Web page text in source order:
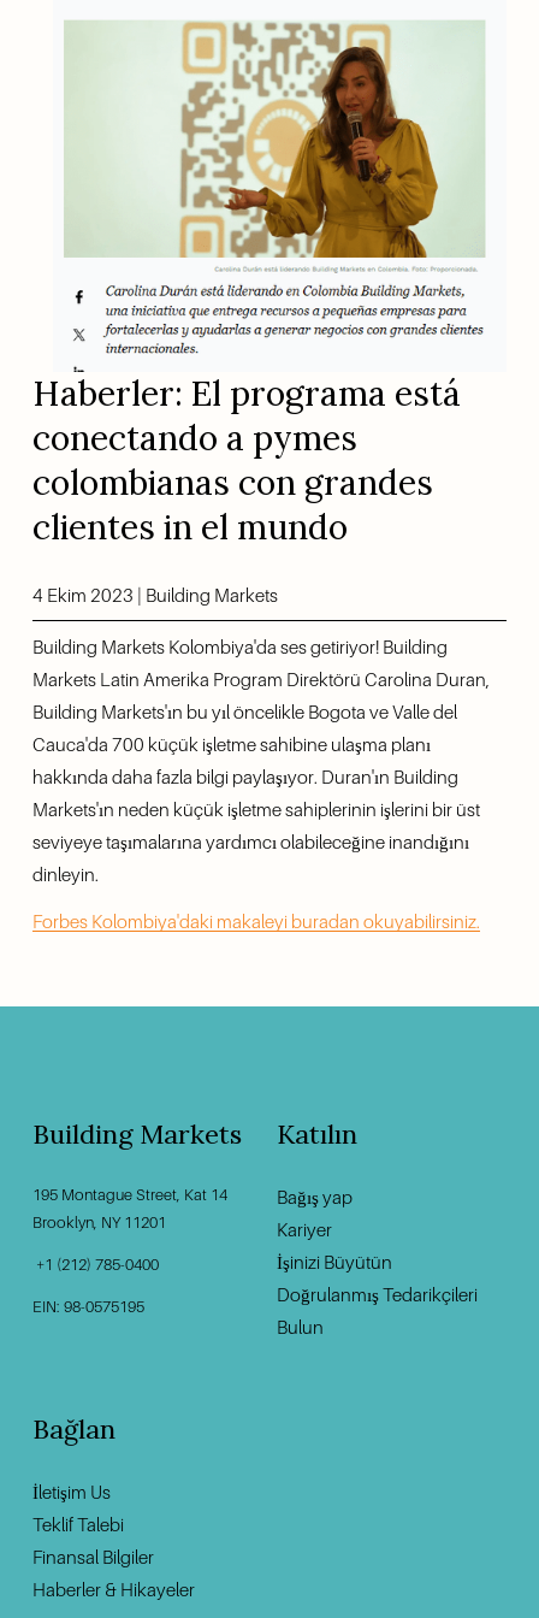
Haberler: El programa está
conectando a pymes
colombianas con grandes
clientes in el mundo
4 Ekim 2023 | Building Markets
Building Markets Kolombiya'da ses getiriyor! Building
Markets Latin Amerika Program Direktörü Carolina Duran,
Building Markets'ın bu yıl öncelikle Bogota ve Valle del
Cauca'da 700 küçük işletme sahibine ulaşma planı
hakkında daha fazla bilgi paylaşıyor. Duran'ın Building
Markets'ın neden küçük işletme sahiplerinin işlerini bir üst
seviyeye taşımalarına yardımcı olabileceğine inandığını
dinleyin.
Forbes Kolombiya'daki makaleyi buradan okuyabilirsiniz.
Building Markets
195 Montague Street, Kat 14
Brooklyn, NY 11201
+1 (212) 785-0400
EIN: 98-0575195
Katılın
Bağış yap‍                                    ‍
Kariyer
İşinizi Büyütün
Doğrulanmış Tedarikçileri
Bulun
Bağlan
İletişim Us
Teklif Talebi
Finansal Bilgiler
Haberler & Hikayeler